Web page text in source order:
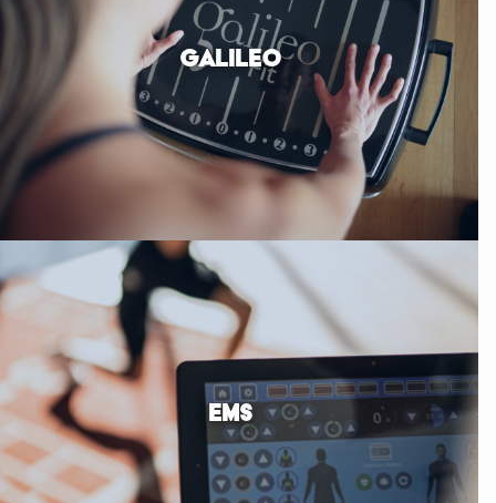
GALILEO
EMS